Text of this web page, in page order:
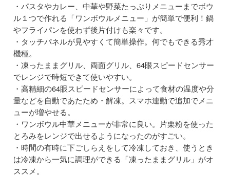
パスタやカレー、中華や野菜たっぷりメニューまでボウ
ル１つで作れる「ワンボウルメニュー」が簡単で便利！鍋
やフライパンを使わず後片付けも楽々です。
タッチパネルが見やすくて簡単操作。何でもできる秀才
機種。
凍ったままグリル、両面グリル、64眼スピードセンサー
でレンジで時短できて使いやすい。
高精細の64眼スピードセンサーによって食材の温度や分
量などを自動であたため・解凍。スマホ連動で追加でメニ
ューが増やせる。
ワンボウル中華メニューが非常に良い。片栗粉を使った
とろみをレンジで出せるようになったのがすごい。
時間の有時に下ごしらえをして冷凍しておき、使うとき
は冷凍から一気に調理ができる「凍ったままグリル」がオ
ススメ。